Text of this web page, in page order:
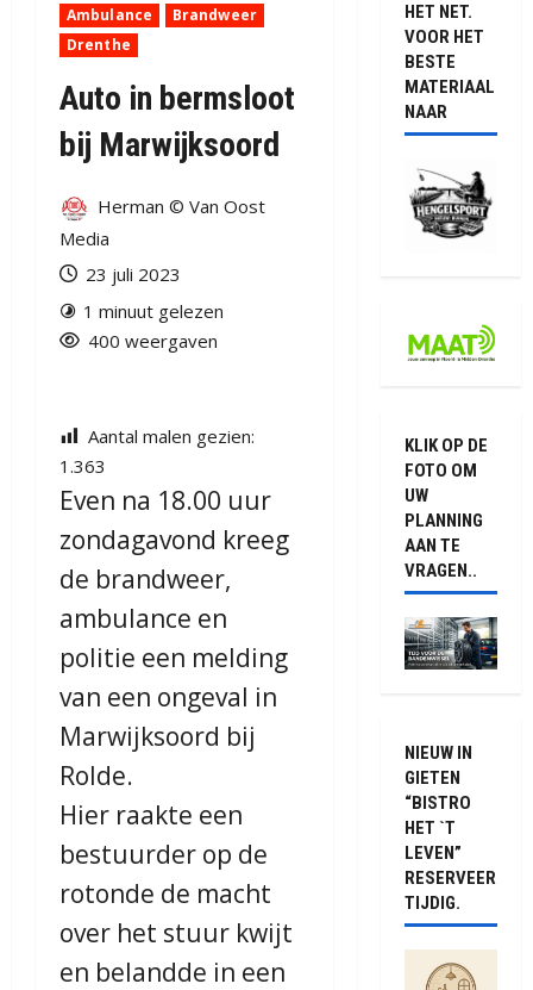
Ambulance
Brandweer
Drenthe
Auto in bermsloot
bij Marwijksoord
Herman © Van Oost
Media
23 juli 2023
1 minuut gelezen
400 weergaven
Aantal malen gezien:
1.363
Even na 18.00 uur
zondagavond kreeg
de brandweer,
ambulance en
politie een melding
van een ongeval in
Marwijksoord bij
Rolde.
Hier raakte een
bestuurder op de
rotonde de macht
over het stuur kwijt
en belandde in een
HET NET.
VOOR HET
BESTE
MATERIAAL
NAAR
KLIK OP DE
FOTO OM
UW
PLANNING
AAN TE
VRAGEN..
NIEUW IN
GIETEN
“BISTRO
HET `T
LEVEN”
RESERVEER
TIJDIG.